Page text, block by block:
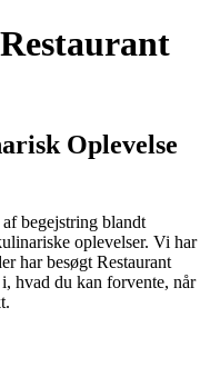
Oplevelse
begejstring blandt
oplevelser. Vi har
har besøgt Restaurant
hvad du kan forvente, når